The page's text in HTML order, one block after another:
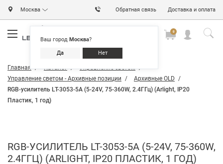
Москва
Ваш город Москва?
Да Нет
Обратная связь Доставка и оплата
0
Главная Каталог
Управление светом
Управление светом - Архивные позиции
Архивные OLD
RGB-усилитель LT-3053-5A (5-24V, 75-360W, 2.4ГГц) (Arlight, IP20
Пластик, 1 год)
RGB-УСИЛИТЕЛЬ LT-3053-5A (5-24V, 75-360W,
2.4ГГЦ) (ARLIGHT, IP20 ПЛАСТИК, 1 ГОД)